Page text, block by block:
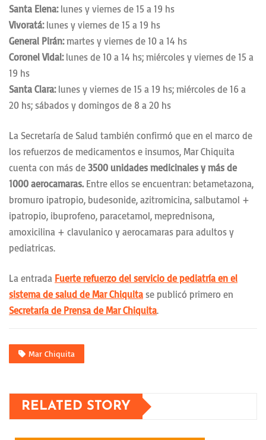
Santa Elena:lunes y viernes de 15 a 19 hs
Vivoratá:lunes y viernes de 15 a 19 hs
General Pirán:martes y viernes de 10 a 14 hs
Coronel Vidal: lunes de 10 a 14 hs; miércoles y viernes de 15 a
19 hs
Santa Clara: lunes y viernes de 15 a 19 hs; miércoles de 16 a
20 hs; sábados y domingos de 8 a 20 hs
La Secretaría de Salud también confirmó que en el marco de
los refuerzos de medicamentos e insumos, Mar Chiquita
cuenta con más de 3500 unidades medicinales y más de
1000 aerocamaras.Entre ellos se encuentran: betametazona,
bromuro ipatropio, budesonide, azitromicina, salbutamol +
ipatropio, ibuprofeno, paracetamol, meprednisona,
amoxicilina + clavulanico y aerocamaras para adultos y
pediatricas.
La entrada Fuerte refuerzo del servicio de pediatría en el
sistema de salud de Mar Chiquita se publicó primero en
Secretaría de Prensa de Mar Chiquita.
Mar Chiquita
RELATED STORY